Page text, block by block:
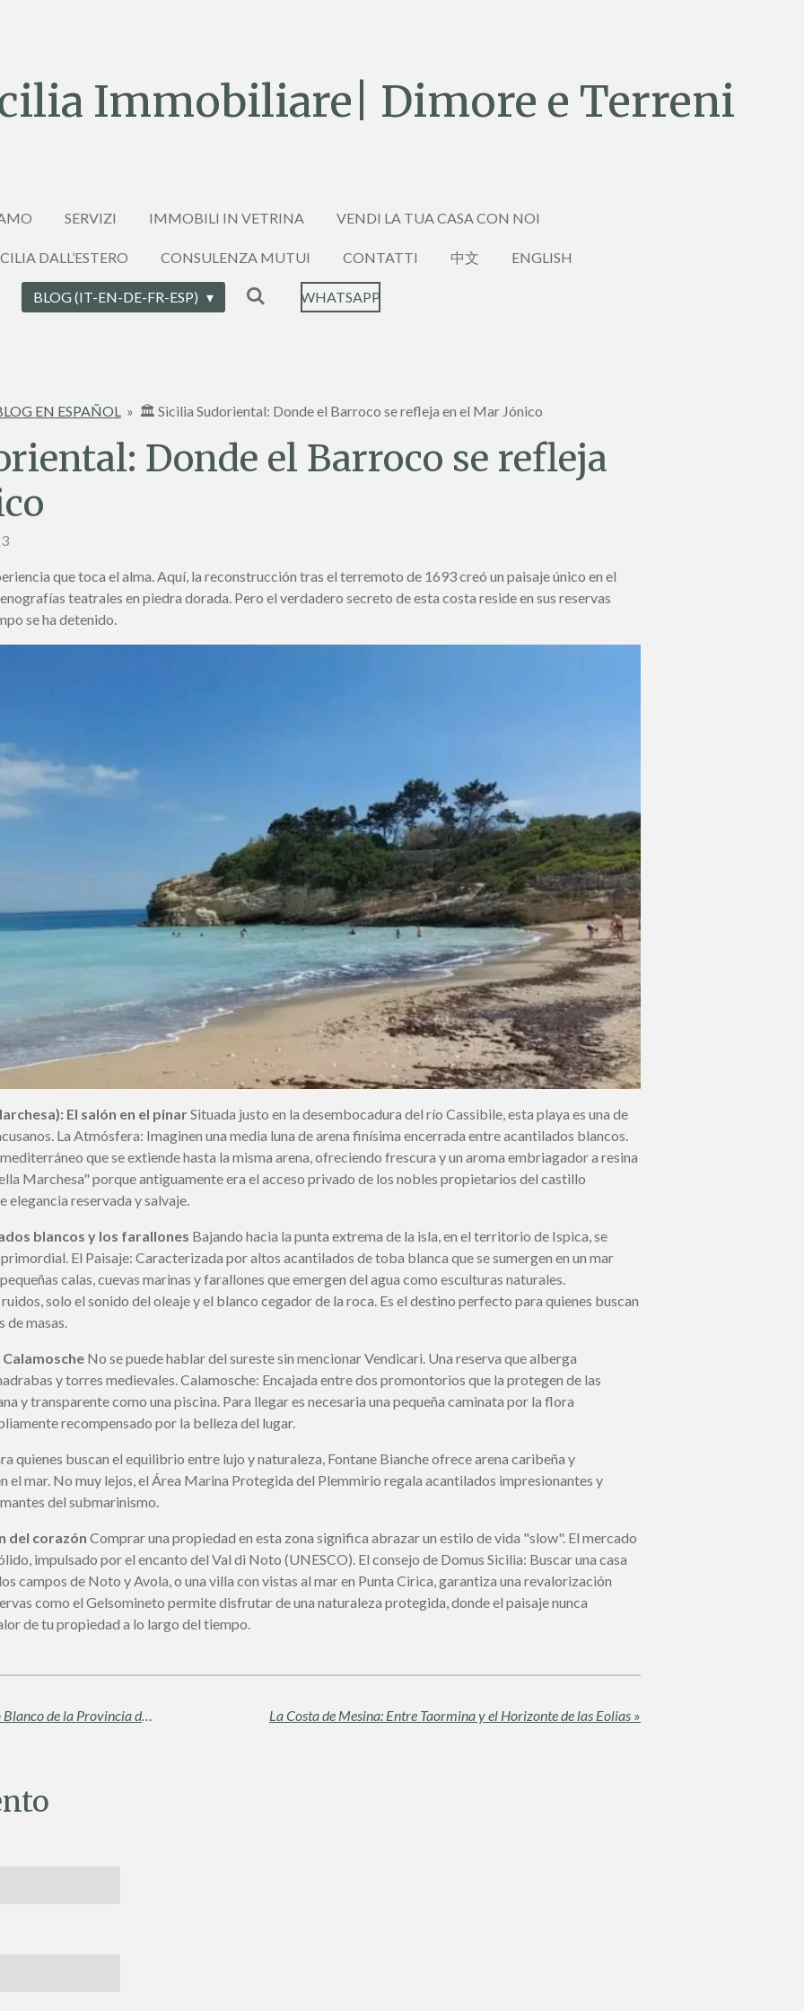
Immobiliare| Dimore e Terreni
SERVIZI IMMOBILI IN VETRINA VENDI LA TUA CASA CON NOI
DALL’ESTERO CONSULENZA MUTUI CONTATTI 中文 ENGLISH
BLOG (IT-EN-DE-FR-ESP) WHATSAPP
EN ESPAÑOL » 🏛️ Sicilia Sudoriental: Donde el Barroco se refleja en el Mar Jónico
Donde el Barroco se refleja
que toca el alma. Aquí, la reconstrucción tras el terremoto de 1693 creó un paisaje único en el
teatrales en piedra dorada. Pero el verdadero secreto de esta costa reside en sus reservas
se ha detenido.
El salón en el pinarSituada justo en la desembocadura del río Cassibile, esta playa es una de
La Atmósfera: Imaginen una media luna de arena finísima encerrada entre acantilados blancos.
que se extiende hasta la misma arena, ofreciendo frescura y un aroma embriagador a resina
Marchesa" porque antiguamente era el acceso privado de los nobles propietarios del castillo
elegancia reservada y salvaje.
blancos y los farallones Bajando hacia la punta extrema de la isla, en el territorio de Ispica, se
El Paisaje: Caracterizada por altos acantilados de toba blanca que se sumergen en un mar
calas, cuevas marinas y farallones que emergen del agua como esculturas naturales.
solo el sonido del oleaje y el blanco cegador de la roca. Es el destino perfecto para quienes buscan
de masas.
No se puede hablar del sureste sin mencionar Vendicari. Una reserva que alberga
y torres medievales. Calamosche: Encajada entre dos promontorios que la protegen de las
y transparente como una piscina. Para llegar es necesaria una pequeña caminata por la flora
recompensado por la belleza del lugar.
quienes buscan el equilibrio entre lujo y naturaleza, Fontane Bianche ofrece arena caribeña y
el mar. No muy lejos, el Área Marina Protegida del Plemmirio regala acantilados impresionantes y
del submarinismo.
del corazón Comprar una propiedad en esta zona significa abrazar un estilo de vida "slow". El mercado
impulsado por el encanto del Val di Noto (UNESCO). El consejo de Domus Sicilia: Buscar una casa
campos de Noto y Avola, o una villa con vistas al mar en Punta Cirica, garantiza una revalorización
como el Gelsomineto permite disfrutar de una naturaleza protegida, donde el paisaje nunca
de tu propiedad a lo largo del tiempo.
Enfoque en Sicilia Occidental: El Paraíso Blanco de la Provincia de Trapani La Costa de Mesina: Entre Taormina y el Horizonte de las Eolias »